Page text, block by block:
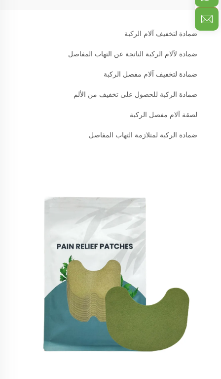
ضمادة لتخفيف آلام الركبة
ضمادة لآلام الركبة الناتجة عن التهاب المفاصل
ضمادة لتخفيف آلام مفصل الركبة
ضمادة الركبة للحصول على تخفيف من الألم
لصقة آلام مفصل الركبة
ضمادة الركبة لمتلازمة التهاب المفاصل